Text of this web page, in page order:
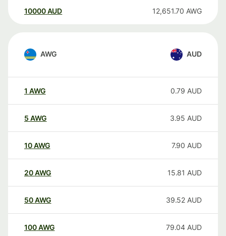
10000 AUD 12,651.70 AWG
AWG AUD
1 AWG 0.79 AUD
5 AWG 3.95 AUD
10AWG 7.90 AUD
20AWG 15.81 AUD
50AWG 39.52 AUD
100AWG 79.04 AUD